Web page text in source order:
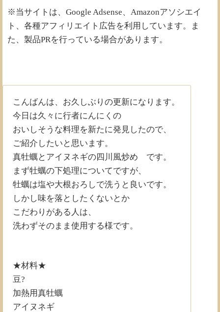
※当サイトは、Google Adsense、Amazonアソシエイ
ト、各種アフィリエイト広告を利用しています。ま
た、製品PRを行っている場合があります。
こんばんは、お久しぶりの更新になります。
今日は久々に行者にんにくの
おいしそうな料理を新たに発見したので、
ご紹介したいと思います。
真牡蠣とアイヌネギの四川風炒め です。
まず牡蠣の下処理についてですが、
牡蠣は塩や大根おろしで洗うと良いです。
しかし味を落としたくないとか
こだわりがある人は、
洗わずそのまま使用する様です。
★材料★
豆?
加熱用真牡蠣
アイヌネギ